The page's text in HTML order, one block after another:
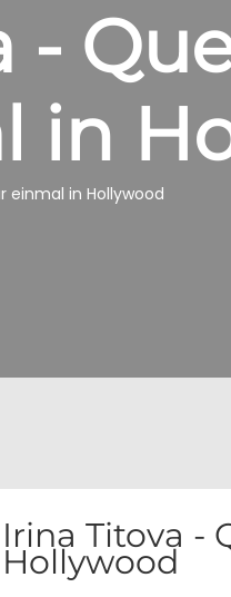
-
in
einmal in Hollywood
Irina Titova -
Hollywood